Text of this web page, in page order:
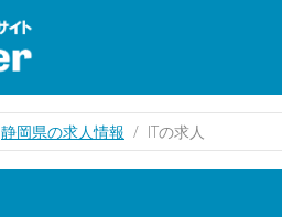
静岡県の求人情報 ITの求人